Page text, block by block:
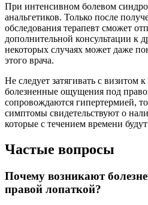
При интенсивном болевом
анальгетиков. Только после
обследования терапевт сможет
дополнительной консультации к
некоторых случаях может даже
этого врача.
Не следует затягивать с визитом
болезненные ощущения под
сопровождаются гипертермией,
симптомы свидетельствуют о
которые с течением времени
Частые вопросы
Почему возникают
правой лопаткой?